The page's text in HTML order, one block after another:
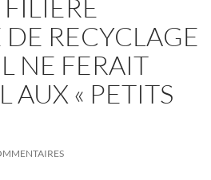
RECYCLAGE
NE FERAIT
AUX « PETITS